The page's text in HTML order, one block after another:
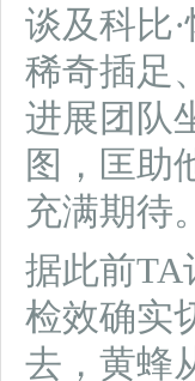
谈及科比
稀奇插足
进展团队
图，匡助
充满期待
据此前TA
检效确实
去，黄蜂